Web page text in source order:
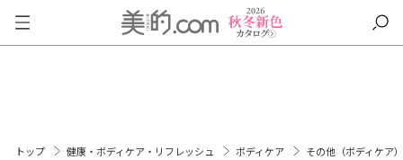
トップ 健康・ボディケア・リフレッシュ ボディケア その他（ボディケア